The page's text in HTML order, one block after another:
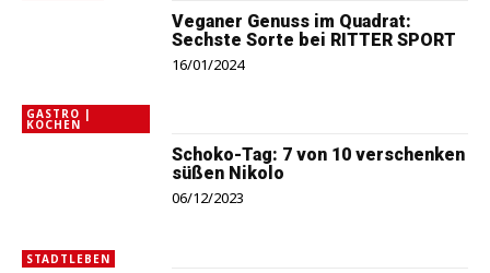
GASTRO |
KOCHEN
Veganer Genuss im Quadrat:
Sechste Sorte bei RITTER SPORT
16/01/2024
STADTLEBEN
Schoko-Tag: 7 von 10 verschenken
süßen Nikolo
06/12/2023